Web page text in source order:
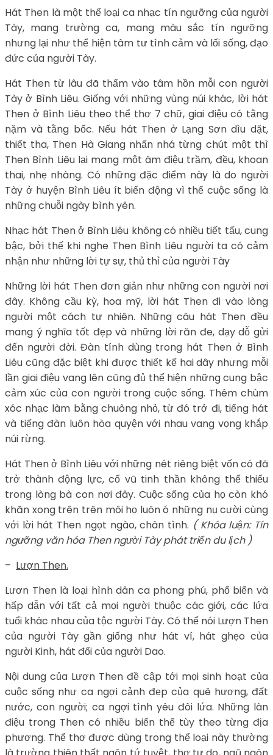
Hát Then là một thể loại ca nhạc tín ngưỡng của người
Tày, mang trường ca, mang màu sắc tín ngưỡng
nhưng lại như thể hiện tâm tư tình cảm và lối sống, đạo
đức của người Tày.
Hát Then từ lâu đã thấm vào tâm hồn mỗi con người
Tày ở Bình Liêu. Giống với những vùng núi khác, lời hát
Then ở Bình Liêu theo thể thơ 7 chữ, giai điệu có tằng
nặm và tằng bốc. Nếu hát Then ở Lạng Sơn dìu dặt,
thiết tha, Then Hà Giang nhấn nhá từng chút một thì
Then Bình Liêu lại mang một âm điệu trầm, đều, khoan
thai, nhẹ nhàng. Có những đặc điểm này là do người
Tày ở huyện Bình Liêu ít biến động vì thế cuộc sống là
những chuỗi ngày bình yên.
Nhạc hát Then ở Bình Liêu không có nhiều tiết tấu, cung
bậc, bởi thế khi nghe Then Bình Liêu người ta có cảm
nhận như những lời tự sự, thủ thỉ của người Tày
Những lời hát Then đơn giản như những con người nơi
đây. Không cầu kỳ, hoa mỹ, lời hát Then đi vào lòng
người một cách tự nhiên. Những câu hát Then đều
mang ý nghĩa tốt đẹp và những lời răn đe, dạy dỗ gửi
đến người đời. Đàn tính dùng trong hát Then ở Bình
Liêu cũng đặc biệt khi được thiết kế hai dây nhưng mỗi
lần giai điệu vang lên cũng đủ thể hiện những cung bậc
cảm xúc của con người trong cuộc sống. Thêm chùm
xóc nhạc làm bằng chuông nhỏ, từ đó trở đi, tiếng hát
và tiếng đàn luôn hòa quyện với nhau vang vọng khắp
núi rừng.
Hát Then ở Bình Liêu với những nét riêng biệt vốn có đã
trở thành động lực, cổ vũ tinh thần không thể thiếu
trong lòng bà con nơi đây. Cuộc sống của họ còn khó
khăn xong trên trên môi họ luôn ó những nụ cười cùng
với lời hát Then ngọt ngào, chân tình. ( Khóa luận: Tín
ngưỡng văn hóa Then người Tày phát triển du lịch )
– Lượn Then.
Lươn Then là loại hình dân ca phong phú, phổ biển và
hấp dẫn với tất cả mọi người thuộc các giới, các lứa
tuổi khác nhau của tộc người Tày. Có thể nói Lượn Then
của người Tày gần giống như hát ví, hát ghẹo của
người Kinh, hát đối của người Dao.
Nội dung của Lượn Then đề cập tới mọi sinh hoạt của
cuộc sống như ca ngợi cảnh đẹp của quê hương, đất
nước, con người; ca ngợi tình yêu đôi lứa. Những làn
điệu trong Then có nhiều biến thể tùy theo từng địa
phương. Thể thơ được dùng trong thể loại này thường